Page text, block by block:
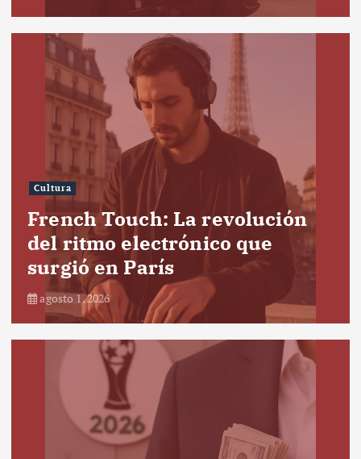
Cultura
French Touch: La revolución
del ritmo electrónico que
surgió en París
agosto 1, 2026